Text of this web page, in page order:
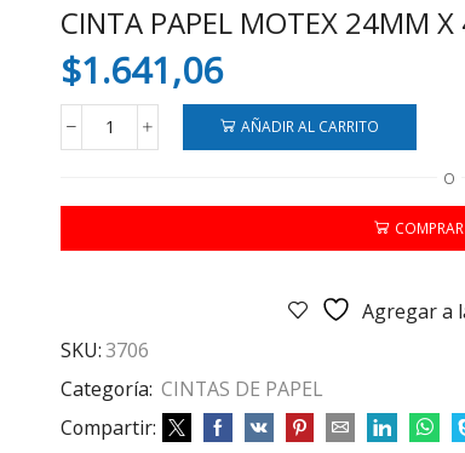
CINTA PAPEL MOTEX 24MM
$1.641,06
CINTA
24MM
40
AÑADIR AL CARRITO
O
Agregar a
SKU:3706
Categoría: CINTAS DE PAPEL
Compartir: